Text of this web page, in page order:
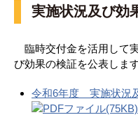
実施状況及び効
臨時交付金を活用して
び効果の検証を公表します
令和6年度 実施状況
(75KB)